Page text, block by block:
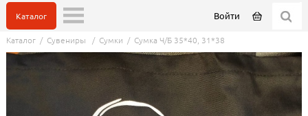
Войти
Каталог
Каталог/ Сувениры / Сумки / Сумка Ч/Б 35*40, 31*38